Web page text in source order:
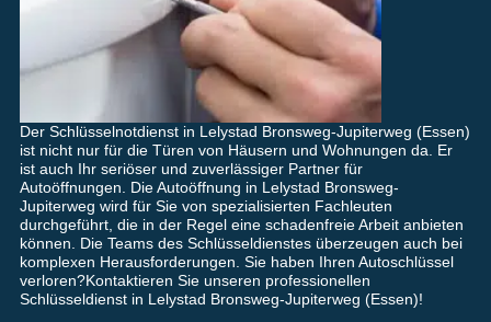
Der Schlüsselnotdienst in Lelystad Bronsweg-Jupiterweg (Essen)
ist nicht nur für die Türen von Häusern und Wohnungen da. Er
ist auch Ihr seriöser und zuverlässiger Partner für
Autoöffnungen. Die Autoöffnung in Lelystad Bronsweg-
Jupiterweg wird für Sie von spezialisierten Fachleuten
durchgeführt, die in der Regel eine schadenfreie Arbeit anbieten
können. Die Teams des Schlüsseldienstes überzeugen auch bei
komplexen Herausforderungen. Sie haben Ihren Autoschlüssel
verloren?Kontaktieren Sie unseren professionellen
Schlüsseldienst in Lelystad Bronsweg-Jupiterweg (Essen)!